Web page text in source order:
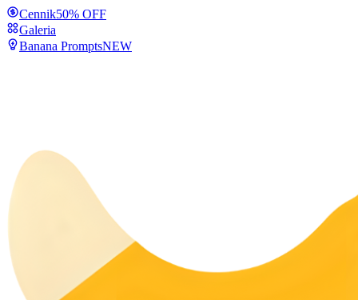
Cennik50% OFF
Galeria
Banana PromptsNEW